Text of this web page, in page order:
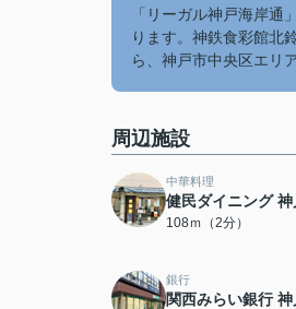
「リーガル神戸海岸
ります。神鉄食彩館北
ら、神戸市中央区エリ
周辺施設
中華料理
健民ダイニング
108ｍ（2分）
銀行
関西みらい銀行